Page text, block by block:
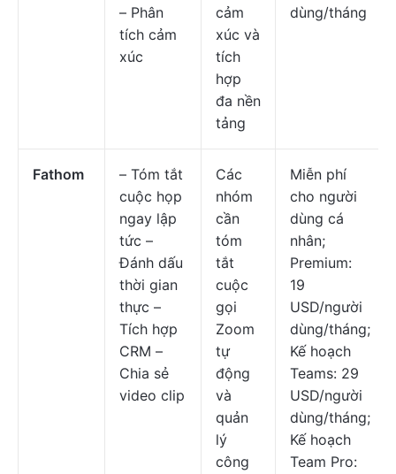
– Phân
tích cảm
xúc
cảm
xúc và
tích
hợp
đa nền
tảng
dùng/tháng
Fathom
– Tóm tắt
cuộc họp
ngay lập
tức –
Đánh dấu
thời gian
thực –
Tích hợp
CRM –
Chia sẻ
video clip
Các
nhóm
cần
tóm
tắt
cuộc
gọi
Zoom
tự
động
và
quản
lý
công
Miễn phí
cho người
dùng cá
nhân;
Premium:
19
USD/người
dùng/tháng;
Kế hoạch
Teams: 29
USD/người
dùng/tháng;
Kế hoạch
Team Pro: